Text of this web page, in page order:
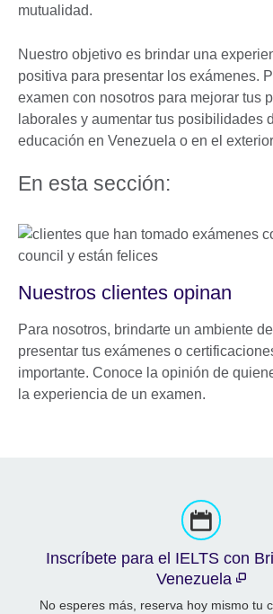
mutualidad.
Nuestro objetivo es brindar una
positiva para presentar los exámenes.
examen con nosotros para mejorar tus
laborales y aumentar tus posibilidades
educación en Venezuela o en el
En esta sección:
Nuestros clientes opinan
Para nosotros, brindarte un ambiente
presentar tus exámenes o
importante. Conoce la opinión de
la experiencia de un examen.
Inscríbete para el IELTS con
Venezuela
No esperes más, reserva hoy mismo tu